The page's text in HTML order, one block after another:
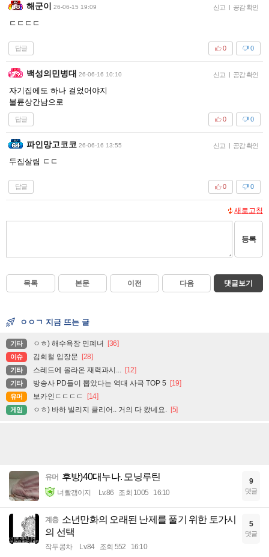
해군이 26-06-15 19:09 신고 | 공감 확인
ㄷㄷㄷㄷ
답글 0
0
백성의민병대 26-06-16 10:10 신고 | 공감 확인
자기집에도 하나 걸었어야지
불륜상간남으로
답글 0
0
파인망고코코 26-06-16 13:55 신고 | 공감 확인
두집살림 ㄷㄷ
답글 0
0
새로고침
등록
목록 본문 이전 다음 댓글보기
ㅇㅇㄱ 지금 뜨는 글
기타 ㅇㅎ) 해수욕장 민폐녀 [36]
이슈 김희철 입장문 [28]
기타 스레드에 올라온 재력과시... [12]
기타 방송사 PD들이 뽑았다는 역대 사극 TOP 5 [19]
유머 보카인ㄷㄷㄷㄷ [14]
게임 ㅇㅎ) 바하 빌리지 클리어.. 거의 다 왔네요. [5]
유머 후방)40대누나. 모닝루틴
너빨갱이지 Lv.86 조회 1005 16:10
9
댓글
계층 소년만화의 오래된 난제를 풀기 위한 토가시
의 선택
작두콩차 Lv.84 조회 552 16:10
5
댓글